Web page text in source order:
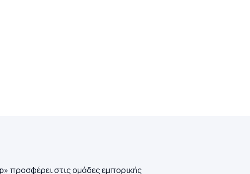
προσφέρει στις ομάδες εμπορικής